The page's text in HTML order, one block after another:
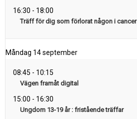
16:30 - 18:00
Träff för dig som förlorat någon i cancer
Måndag 14 september
08:45 - 10:15
Vägen framåt digital
15:00 - 16:30
Ungdom 13-19 år : fristående träffar